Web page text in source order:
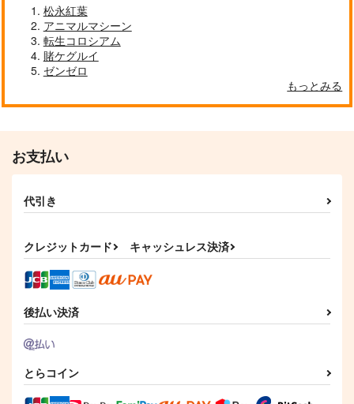
HYPER BRAND
円 （税込）
艦隊これくしょん-艦これ-
660
サンプル
おいし☆たのし
ASTROBOYS
円 （税込）
サンプル
作品詳細
カゾクドロップス
サンプル
（税込）
カミュ
サンプル
松永紅葉
アニマルマシーン
転生コロシアム
賭ケグルイ
ゼンゼロ
もっとみる
お支払い
代引き
クレジットカード キャッシュレス決済
後払い決済
とらコイン